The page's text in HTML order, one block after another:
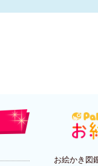
お絵かき図